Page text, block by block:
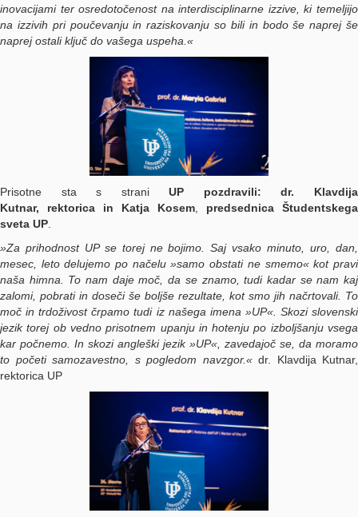
inovacijami ter osredotočenost na interdisciplinarne izzive, ki temeljijo
na izzivih pri poučevanju in raziskovanju so bili in bodo še naprej še
naprej ostali ključ do vašega uspeha.«
Prisotne sta s straniUP pozdravili:dr. Klavdija
Kutnar, rektorica in Katja Kosem
predsednica Študentskega
sveta UP
»Za prihodnost UP se torej ne bojimo. Saj vsako minuto, uro, dan,
mesec, leto delujemo po načelu »samo obstati ne smemo« kot pravi
naša himna. To nam daje moč, da se znamo, tudi kadar se nam kaj
zalomi, pobrati in doseči še boljše rezultate, kot smo jih načrtovali. To
moč in trdoživost črpamo tudi iz našega imena »UP«. Skozi slovenski
jezik torej ob vedno prisotnem upanju in hotenju po izboljšanju vsega
kar počnemo. In skozi angleški jezik »UP«, zavedajoč se, da moramo
to početi samozavestno, s pogledom navzgor.«dr. Klavdija Kutnar,
rektorica UP